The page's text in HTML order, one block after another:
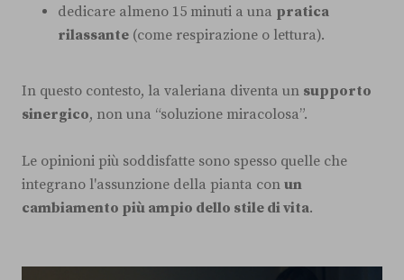
dedicare almeno 15 minuti a una pratica
rilassante (come respirazione o lettura).
In questo contesto, la valeriana diventa un supporto
sinergico, non una “soluzione miracolosa”.
Le opinioni più soddisfatte sono spesso quelle che
integrano l'assunzione della pianta con un
cambiamento più ampio dello stile di vita.